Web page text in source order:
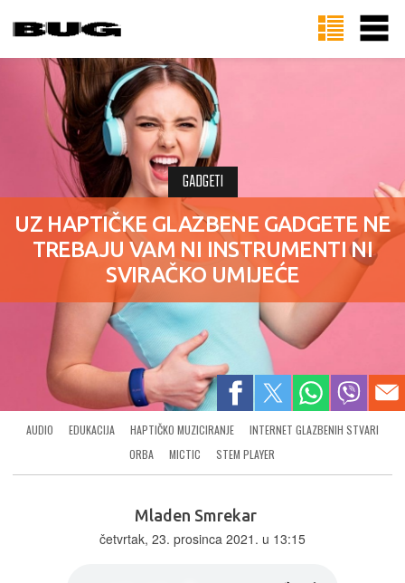
GADGETI
UZ HAPTIČKE GLAZBENE GADGETE NE
TREBAJU VAM NI INSTRUMENTI NI
SVIRAČKO UMIJEĆE
AUDIO EDUKACIJA HAPTIČKO MUZICIRANJE
INTERNET GLAZBENIH STVARI
ORBA
MICTIC STEM PLAYER
Mladen Smrekar
četvrtak, 23. prosinca 2021. u 13:15